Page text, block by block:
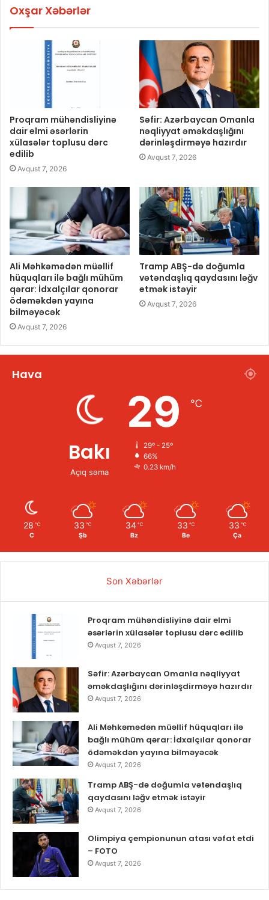
Oxşar Xəbərlər
Proqram mühəndisliyinə
dair elmi əsərlərin
xülasələr toplusu dərc
edilib
Avqust 7, 2026
Səfir: Azərbaycan Omanla
nəqliyyat əməkdaşlığını
dərinləşdirməyə hazırdır
Avqust 7, 2026
Ali Məhkəmədən müəllif
hüquqları ilə bağlı mühüm
qərar: İdxalçılar qonorar
ödəməkdən yayına
bilməyəcək
Avqust 7, 2026
Tramp ABŞ-də doğumla
vətəndaşlıq qaydasını ləğv
etmək istəyir
Avqust 7, 2026
Hava
Bakı
Açıq səma
29 ℃
29º - 25º
66%
0.23 km/h
28 ℃
C
33 ℃
Şb
34 ℃
Bz
33 ℃
Be
33 ℃
Ça
Son Xəbərlər
Proqram mühəndisliyinə dair elmi
əsərlərin xülasələr toplusu dərc edilib
Avqust 7, 2026
Səfir: Azərbaycan Omanla nəqliyyat
əməkdaşlığını dərinləşdirməyə hazırdır
Avqust 7, 2026
Ali Məhkəmədən müəllif hüquqları ilə
bağlı mühüm qərar: İdxalçılar qonorar
ödəməkdən yayına bilməyəcək
Avqust 7, 2026
Tramp ABŞ-də doğumla vətəndaşlıq
qaydasını ləğv etmək istəyir
Avqust 7, 2026
Olimpiya çempionunun atası vəfat etdi
– FOTO
Avqust 7, 2026